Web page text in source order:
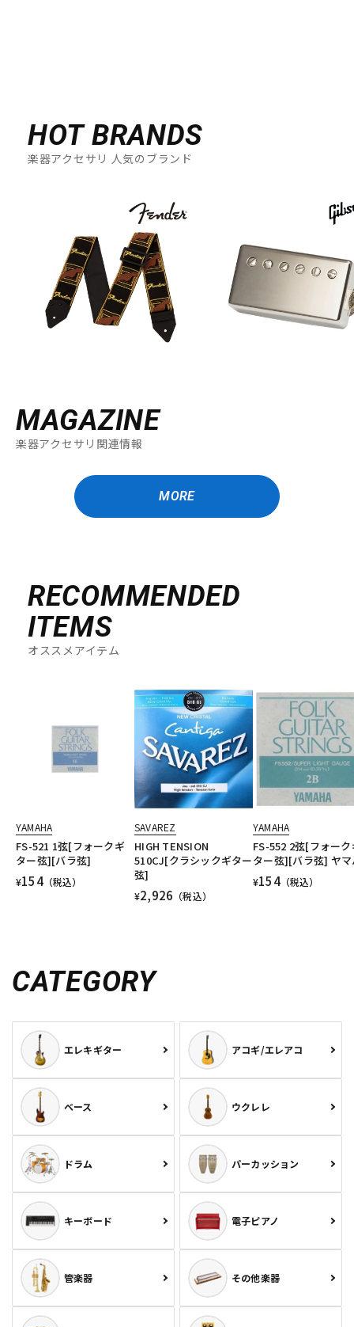
HOT BRANDS
楽器アクセサリ 人気のブランド
MAGAZINE
楽器アクセサリ関連情報
MORE
RECOMMENDED
ITEMS
オススメアイテム
YAMAHA
FS-521 1弦[フォークギ
ター弦][バラ弦]
¥154（税込）
SAVAREZ
HIGH TENSION
510CJ[クラシックギター
弦]
¥2,926 （税込）
YAMAHA
FS-552 2弦[フォーク
ター弦][バラ弦] ヤマ
¥154（税込）
CATEGORY
エレキギター アコギ/エレアコ
ベース ウクレレ
ドラム パーカッション
キーボード 電子ピアノ
管楽器 その他楽器